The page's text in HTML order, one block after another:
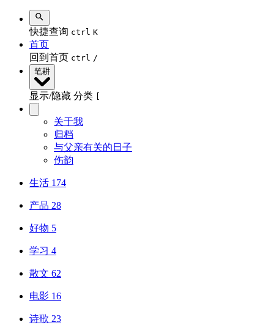
快捷查询 ctrl K
首页
回到首页 ctrl /
笔耕
显示/隐藏 分类
关于我
归档
与父亲有关的日子
伤韵
生活 174
产品 28
好物 5
学习 4
散文 62
电影 16
诗歌 23